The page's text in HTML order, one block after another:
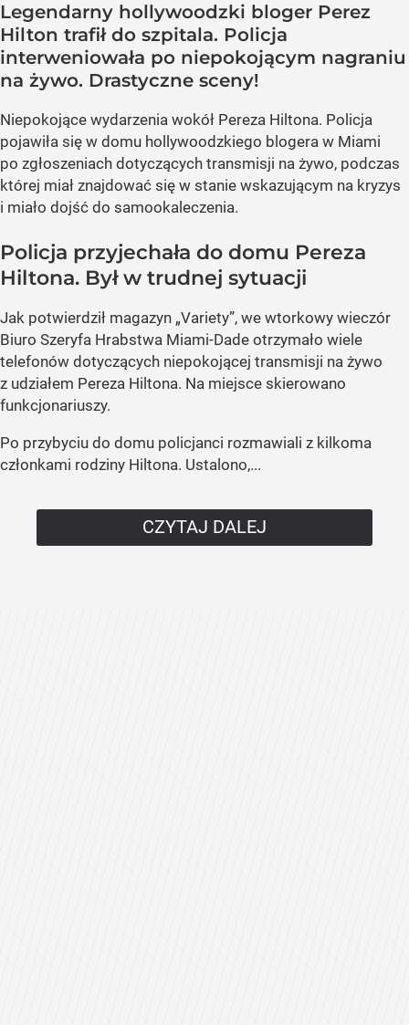
Legendarny hollywoodzki bloger Perez
Hilton trafił do szpitala. Policja
interweniowała po niepokojącym nagraniu
na żywo. Drastyczne sceny!
Niepokojące wydarzenia wokół Pereza Hiltona. Policja
pojawiła się w domu hollywoodzkiego blogera w Miami
po zgłoszeniach dotyczących transmisji na żywo, podczas
której miał znajdować się w stanie wskazującym na kryzys
i miało dojść do samookaleczenia.
Policja przyjechała do domu Pereza
Hiltona. Był w trudnej sytuacji
Jak potwierdził magazyn „Variety”, we wtorkowy wieczór
Biuro Szeryfa Hrabstwa Miami-Dade otrzymało wiele
telefonów dotyczących niepokojącej transmisji na żywo
z udziałem Pereza Hiltona. Na miejsce skierowano
funkcjonariuszy.
Po przybyciu do domu policjanci rozmawiali z kilkoma
członkami rodziny Hiltona. Ustalono,...
CZYTAJ DALEJ